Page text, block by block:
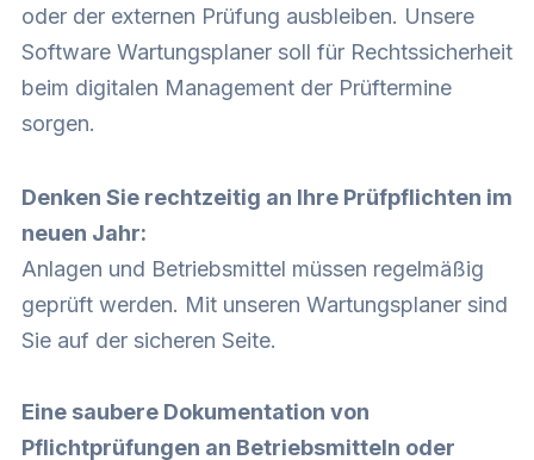
oder der externen Prüfung ausbleiben. Unsere
Software Wartungsplaner soll für Rechtssicherheit
beim digitalen Management der Prüftermine
sorgen.
Denken Sie rechtzeitig an Ihre Prüfpflichten im
neuen Jahr:
Anlagen und Betriebsmittel müssen regelmäßig
geprüft werden. Mit unseren Wartungsplaner sind
Sie auf der sicheren Seite.
Eine saubere Dokumentation von
Pflichtprüfungen an Betriebsmitteln oder